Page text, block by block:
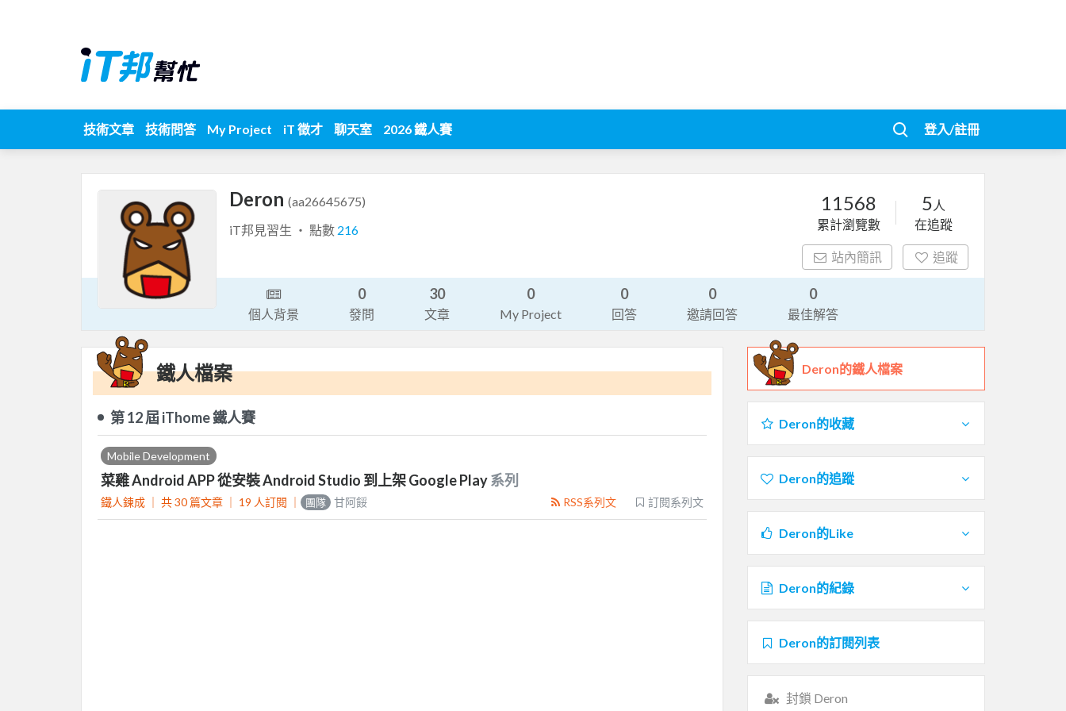
技術文章 技術問答 My Project iT 徵才 聊天室 2026 鐵人賽 登入/註冊
Deron (aa26645675)
iT邦見習生 ‧ 點數 216
11568
累計瀏覽數
5 人
在追蹤
站內簡訊 追蹤
個人背景
0
發問
30
文章
0
My Project
0
回答
0
邀請回答
0
最佳解答
鐵人檔案
第 12 屆 iThome 鐵人賽
Mobile Development
菜雞 Android APP 從安裝 Android Studio 到上架 Google Play系列
鐵人鍊成 ｜ 共 30 篇文章 ｜ 19 人訂閱 訂閱系列文
RSS系列文
團隊 甘阿餒
Deron的鐵人檔案
Deron的收藏
Deron的追蹤
Deron的Like
Deron的紀錄
Deron的訂閱列表
封鎖 Deron